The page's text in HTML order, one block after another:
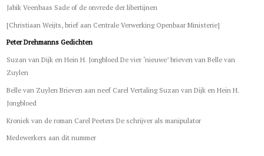
Jabik Veenbaas Sade of de onvrede der libertijnen
[Christiaan Weijts, brief aan Centrale Verwerking Openbaar Ministerie]
Peter Drehmanns Gedichten
Suzan van Dijk en Hein H. Jongbloed De vier ‘nieuwe’ brieven van Belle van
Zuylen
Belle van Zuylen Brieven aan neef Carel Vertaling Suzan van Dijk en Hein H.
Jongbloed
Kroniek van de roman Carel Peeters De schrijver als manipulator
Medewerkers aan dit nummer